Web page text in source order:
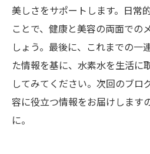
美しさをサポートします。日常
ことで、健康と美容の両面での
しょう。最後に、これまでの一
た情報を基に、水素水を生活に
してみてください。次回のブロ
容に役立つ情報をお届けします
に。